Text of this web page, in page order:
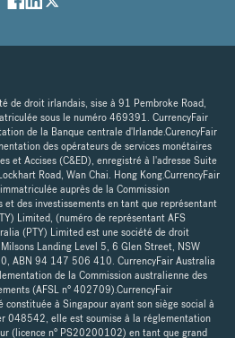
de droit irlandais, sise à 91 Pembroke Road,
sous le numéro 469391. CurrencyFair
de la Banque centrale d'Irlande.CurencyFair
des opérateurs de services monétaires
et Accises (C&ED), enregistré à l'adresse Suite
Road, Wan Chai. Hong Kong.CurrencyFair
auprès de la Commission
et des investissements en tant que représentant
Limited, (numéro de représentant AFS
(PTY) Limited est une société de droit
Landing Level 5, 6 Glen Street, NSW
ABN 94 147 506 410. CurrencyFair Australia
de la Commission australienne des
(AFSL n° 402709).CurrencyFair
à Singapour ayant son siège social à
048542, elle est soumise à la réglementation
(licence n° PS20200102) en tant que grand